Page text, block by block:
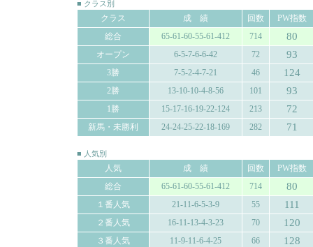
■ クラス別
クラス 成 績 回数
PW指数
総合
65-61-60-55-61-412 714 80
オープン 6-5-7-6-6-42 72 93
3勝 7-5-2-4-7-21 46 124
2勝 13-10-10-4-8-56 101 93
1勝 15-17-16-19-22-124 213 72
新馬・未勝利 24-24-25-22-18-169 282 71
■ 人気別
人気 成 績 回数
PW指数
総合
65-61-60-55-61-412 714 80
１番人気 21-11-6-5-3-9 55 111
２番人気 16-11-13-4-3-23 70 120
３番人気 11-9-11-6-4-25 66 128